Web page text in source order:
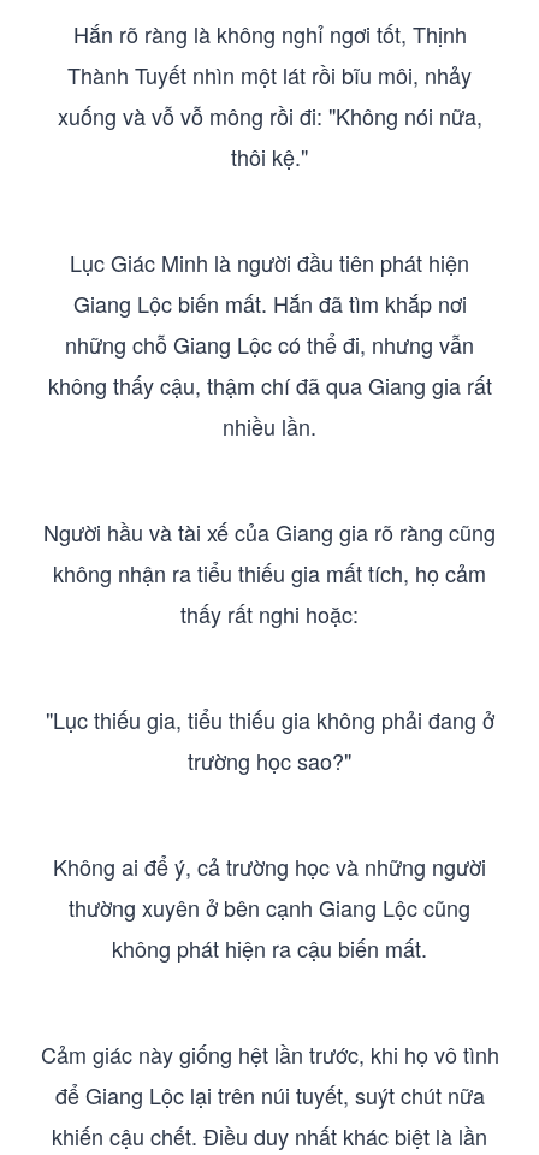
Hắn rõ ràng là không nghỉ ngơi tốt, Thịnh
Thành Tuyết nhìn một lát rồi bĩu môi, nhảy
xuống và vỗ vỗ mông rồi đi: "Không nói nữa,
thôi kệ."
Lục Giác Minh là người đầu tiên phát hiện
Giang Lộc biến mất. Hắn đã tìm khắp nơi
những chỗ Giang Lộc có thể đi, nhưng vẫn
không thấy cậu, thậm chí đã qua Giang gia rất
nhiều lần.
Người hầu và tài xế của Giang gia rõ ràng cũng
không nhận ra tiểu thiếu gia mất tích, họ cảm
thấy rất nghi hoặc:
"Lục thiếu gia, tiểu thiếu gia không phải đang ở
trường học sao?"
Không ai để ý, cả trường học và những người
thường xuyên ở bên cạnh Giang Lộc cũng
không phát hiện ra cậu biến mất.
Cảm giác này giống hệt lần trước, khi họ vô tình
để Giang Lộc lại trên núi tuyết, suýt chút nữa
khiến cậu chết. Điều duy nhất khác biệt là lần